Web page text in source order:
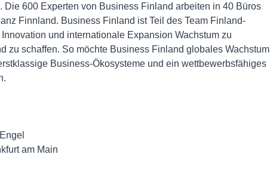
600 Experten von Business Finland arbeiten in 40 Büros
Finnland. Business Finland ist Teil des Team Finland-
und internationale Expansion Wachstum zu
zu schaffen. So möchte Business Finland globales Wachstum
Business-Ökosysteme und ein wettbewerbsfähiges
am Main